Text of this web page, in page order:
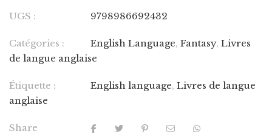
UGS : 9798986692432
Catégories : English Language, Fantasy, Livres
de langue anglaise
Étiquette : English language, Livres de langue
anglaise
Share